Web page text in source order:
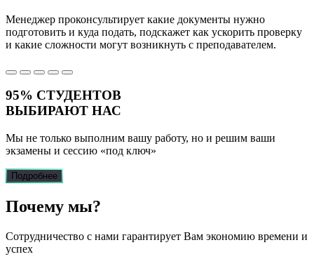
Менеджер проконсультирует какие документы нужно
подготовить и куда подать, подскажет как ускорить проверку
и какие сложности могут возникнуть с преподавателем.
95% СТУДЕНТОВ
ВЫБИРАЮТ НАС
Мы не только выполним вашу работу, но и решим ваши
экзамены и сессию «под ключ»
Подробнее
Почему мы?
Сотрудничество с нами гарантирует Вам экономию времени и
успех